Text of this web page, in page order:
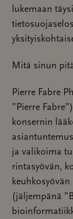
lukemaan
Mitä sinun
Pierre Fabre
”Pierre
konsernin
ja valikoima
rintasyövän,
(jäljempänä